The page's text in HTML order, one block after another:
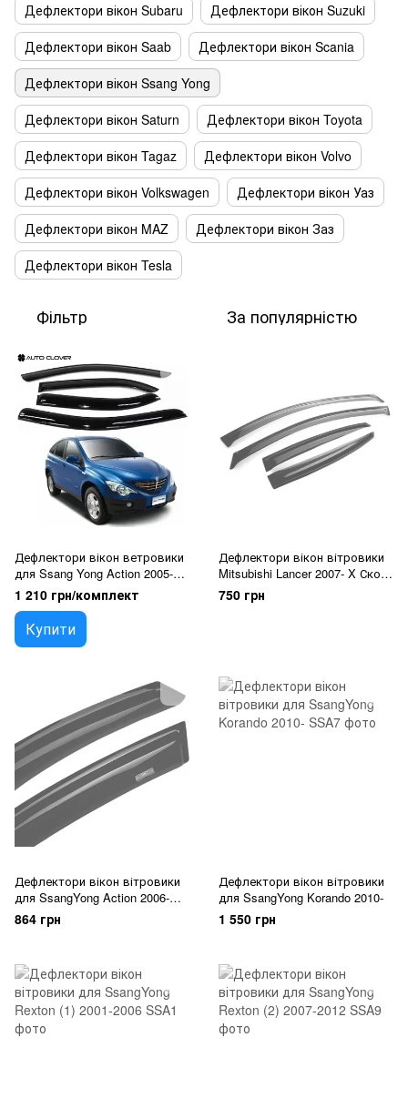
Дефлектори вікон Subaru
Дефлектори вікон Suzuki
Дефлектори вікон Saab
Дефлектори вікон Scania
Дефлектори вікон Ssang Yong
Дефлектори вікон Saturn
Дефлектори вікон Toyota
Дефлектори вікон Tagaz
Дефлектори вікон Volvo
Дефлектори вікон Volkswagen
Дефлектори вікон Уаз
Дефлектори вікон MAZ
Дефлектори вікон Заз
Дефлектори вікон Tesla
Фільтр За популярністю
Дефлектори вікон ветровики
для Ssang Yong Action 2005-
2009 4 шт (Auto Clover)
1 210 грн/комплект
Купити
Дефлектори вікон вітровики
Mitsubishi Lancer 2007- X Скотч
3M Anv-Air
750 грн
Дефлектори вікон вітровики
для SsangYong Action 2006-
2011/Kyron 2006-2011
864 грн
Дефлектори вікон вітровики
для SsangYong Korando 2010-
1 550 грн